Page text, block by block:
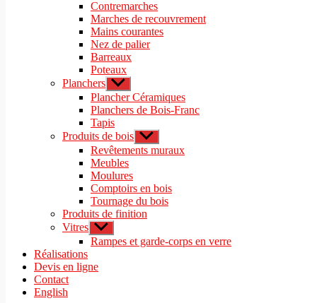
menu
Contremarches
Marches de recouvrement
Mains courantes
Nez de palier
Barreaux
Poteaux
Planchers Afficher
le
sous-
menu
Plancher Céramiques
Planchers de Bois-Franc
Tapis
Produits de bois Afficher
le
sous-
Revêtements muraux
Meubles
Moulures
Comptoirs en bois
Tournage du bois
Produits de finition
Vitres Afficher
le
sous-
Rampes et garde-corps en verre
Réalisations
Devis en ligne
Contact
English